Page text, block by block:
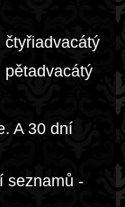
čtyřiadvacátý
pětadvacátý
A 30 dní
seznamů -